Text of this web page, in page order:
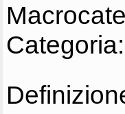
Categoria: